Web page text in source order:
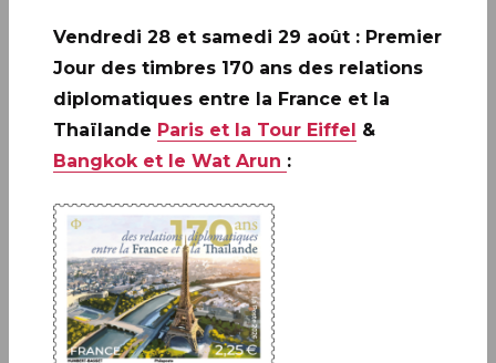
Inscrivez-vous à notre newsletter
Boutique
13 bis rue des Mathurins 75009 Paris
Vendredi 28 et samedi 29 août : Premier
Jour des timbres 170 ans des relations
diplomatiques entre la France et la
Thaïlande Paris et la Tour Eiffel &
Bangkok et le Wat Arun :